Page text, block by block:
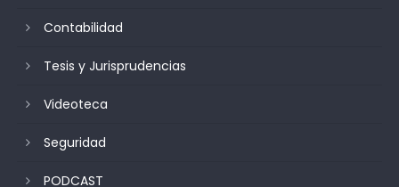
Contabilidad
Tesis y Jurisprudencias
Videoteca
Seguridad
PODCAST